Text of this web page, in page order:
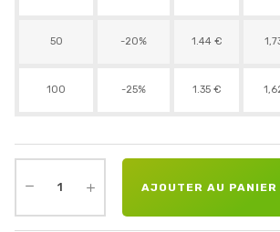
50 -20% 1.44 €
100 -25% 1.35 €
AJOUTER AU PANIER